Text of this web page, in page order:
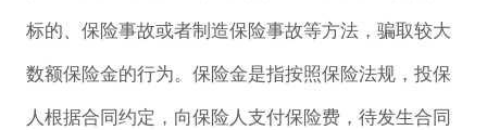
标的、保险事故或者制造保险事故等方法，骗取较大
数额保险金的行为。保险金是指按照保险法规，投保
人根据合同约定，向保险人支付保险费，待发生合同